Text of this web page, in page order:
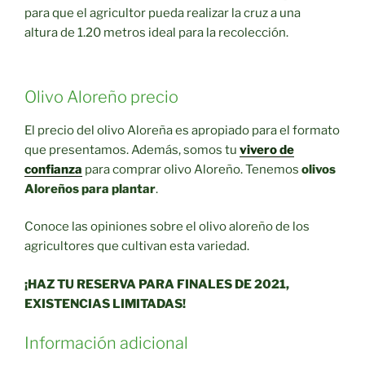
para que el agricultor pueda realizar la cruz a una
altura de 1.20 metros ideal para la recolección.
Olivo Aloreño precio
El precio del olivo Aloreña es apropiado para el formato
que presentamos. Además, somos tu vivero de
confianza para comprar olivo Aloreño. Tenemos olivos
Aloreños para plantar.
Conoce las opiniones sobre el olivo aloreño de los
agricultores que cultivan esta variedad.
¡HAZ TU RESERVA PARA FINALES DE 2021,
EXISTENCIAS LIMITADAS!
Información adicional